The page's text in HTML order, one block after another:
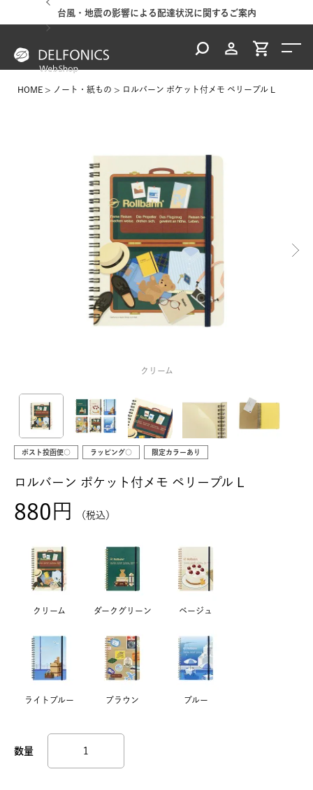
台風・地震の影響による配達状況に関するご案内
HOME ノート・紙もの ロルバーン ポケット付メモ ペリープル L
クリーム
ポスト投函便○ ラッピング○ 限定カラーあり
ロルバーン ポケット付メモ ペリープル L
880 税込
クリーム ダークグリーン ベージュ
ライトブルー ブラウン ブルー